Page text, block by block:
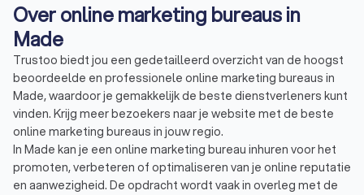
Over online marketing bureaus in
Made
Trustoo biedt jou een gedetailleerd overzicht van de hoogst
beoordeelde en professionele online marketing bureaus in
Made, waardoor je gemakkelijk de beste dienstverleners kunt
vinden. Krijg meer bezoekers naar je website met de beste
online marketing bureaus in jouw regio.
In Made kan je een online marketing bureau inhuren voor het
promoten, verbeteren of optimaliseren van je online reputatie
en aanwezigheid. De opdracht wordt vaak in overleg met de